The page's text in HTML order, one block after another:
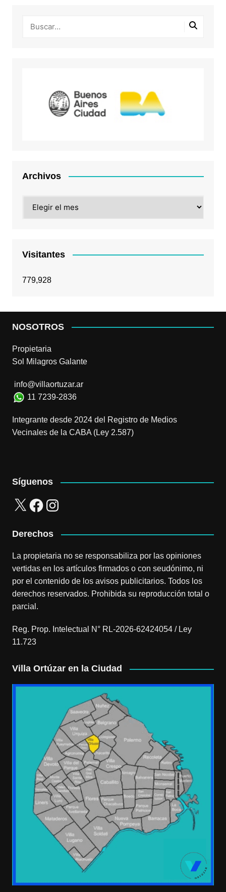
Archivos
Visitantes
779,928
NOSOTROS
Propietaria
Sol Milagros Galante
info@villaortuzar.ar
11 7239-2836
Integrante desde 2024 del Registro de Medios
Vecinales de la CABA (Ley 2.587)
Síguenos
X FacebookInstagram
Derechos
La propietaria no se responsabiliza por las opiniones
vertidas en los artículos firmados o con seudónimo, ni
por el contenido de los avisos publicitarios. Todos los
derechos reservados. Prohibida su reproducción total o
parcial.
Reg. Prop. Intelectual N° RL-2026-62424054 / Ley
11.723
Villa Ortúzar en la Ciudad